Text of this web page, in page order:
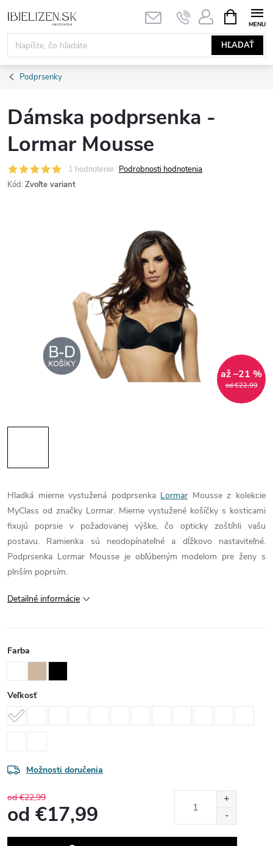
na
obsah
HĽADAŤ
KOŠÍK
Podprsenky
Dámska podprsenka -
Lormar Mousse
1 hodnotenie Podrobnosti hodnotenia
Kód: Zvoľte variant
od €22,99
až –21 %
Hladká mierne vystužená podprsenka Lormar Mousse z kolekcie
MyClass od značky Lormar. Mierne vystužené košíčky s kosticami
fixujú poprsie v požadovanej výške, čo opticky zoštíhli vašu
postavu. Ramienka sú neodopínateľné a dĺžkovo nastaviteľné.
Podprsenka Lormar Mousse je obľúbeným modelom pre ženy s
plnším poprsím.
Detailné informácie
Farba
Veľkosť
Možnosti doručenia
od €22,99
od €17,99